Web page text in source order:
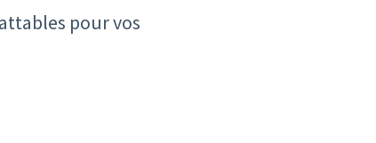
pour vos